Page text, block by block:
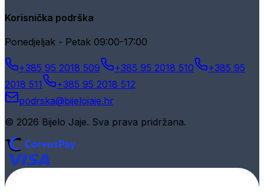
Korisnička podrška
Ponedjeljak - Petak 09:00-17:00
+385 95 2018 509 +385 95 2018 510
+385 95
2018 511
+385 95 2018 512
podrska@bijelojaje.hr
© 2026 Bijelo Jaje. Sva prava pridržana.